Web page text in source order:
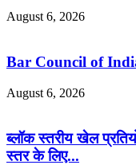
August 6, 2026
Bar Council of
August 6, 2026
ब्लॉक स्तरीय खेल
स्तर के लिए...